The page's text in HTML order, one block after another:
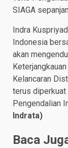
SIAGA
Indra
Indonesia
akan
Kelancaran
terus diperkuat
Pengendalian
Indrata)
Baca